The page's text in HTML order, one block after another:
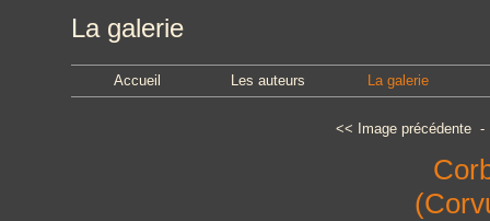
La galerie
Accueil Les auteurs La galerie
<< Image précédente